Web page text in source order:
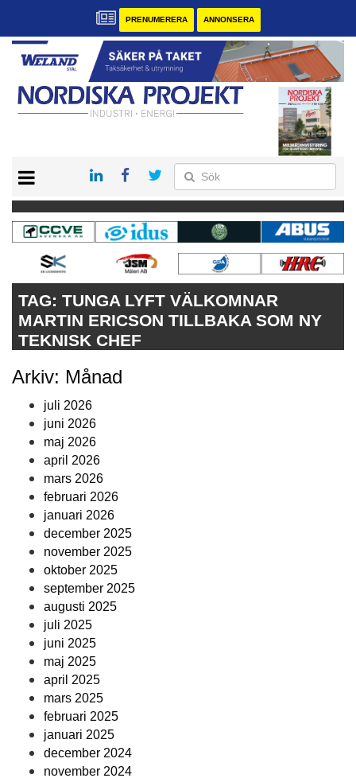
PRENUMERERA ANNONSERA
KONTAKT
VÅRA ANDRA MAGASIN
PRENUMERERA
TAG: TUNGA LYFT VÄLKOMNAR
MARTIN ERICSON TILLBAKA SOM NY
TEKNISK CHEF
Arkiv: Månad
juli 2026
juni 2026
maj 2026
april 2026
mars 2026
februari 2026
januari 2026
december 2025
november 2025
oktober 2025
september 2025
augusti 2025
juli 2025
juni 2025
maj 2025
april 2025
mars 2025
februari 2025
januari 2025
december 2024
november 2024